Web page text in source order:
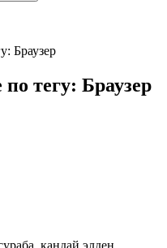
Браузер
тегу: Браузер
кандай элден